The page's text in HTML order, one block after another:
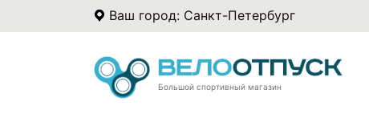
Ваш город: Санкт-Петербург
Большой спортивный магазин